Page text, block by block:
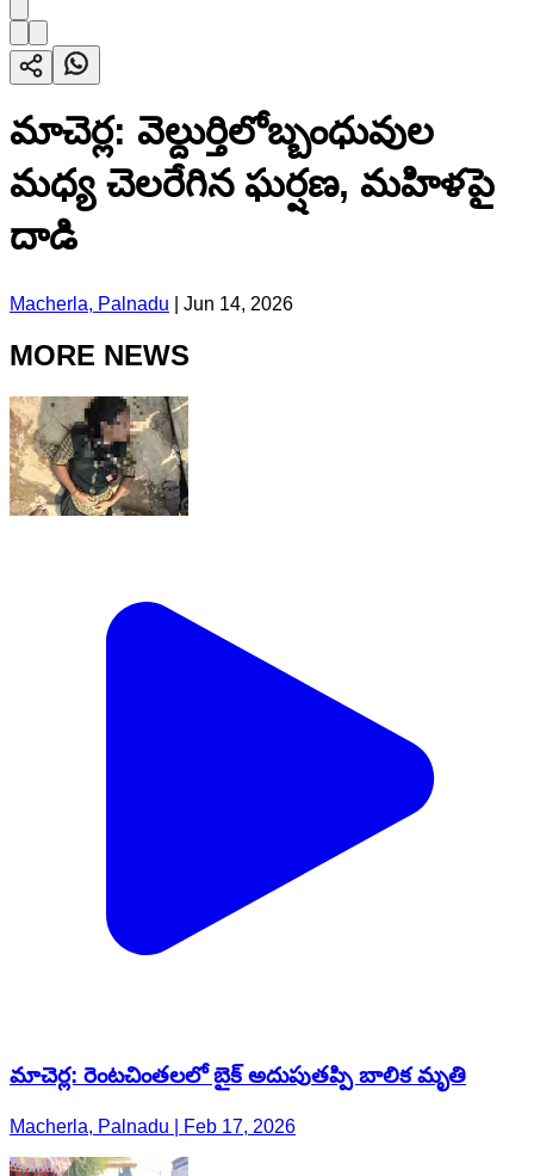
మాచెర్ల: వెల్దుర్తిలోబ్బంధువుల
మధ్య చెలరేగిన ఘర్షణ, మహిళపై
దాడి
Macherla, Palnadu Jun 14, 2026
MORE NEWS
మాచెర్ల: రెంటచింతలలో బైక్ అదుపుతప్పి బాలిక మృతి
Macherla, Palnadu | Feb 17, 2026